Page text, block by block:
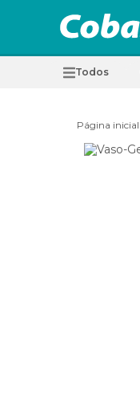
Todos
Página inicial